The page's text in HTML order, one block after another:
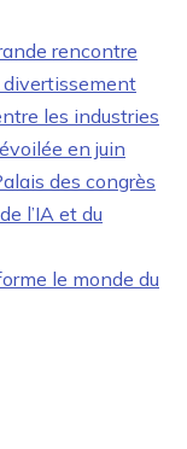
rencontre
les industries
en juin
des congrès
l’IA et du
le monde du